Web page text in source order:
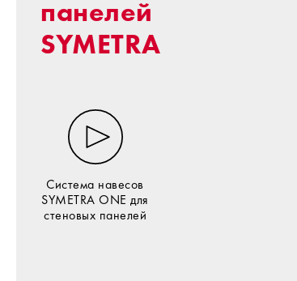
панелей
SYMETRA
Система навесов
SYMETRA ONE для
стеновых панелей